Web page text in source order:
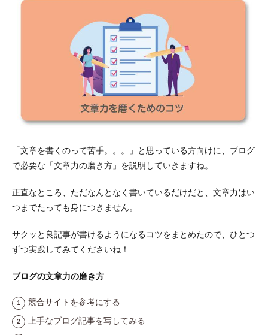
「文章を書くのって苦手。。。」と思っている方向けに、ブログ
で必要な「文章力の磨き方」を説明していきますね。
正直なところ、ただなんとなく書いているだけだと、文章力はい
つまでたっても身につきません。
サクッと良記事が書けるようになるコツをまとめたので、ひとつ
ずつ実践してみてくださいね！
ブログの文章力の磨き方
競合サイトを参考にする
上手なブログ記事を写してみる